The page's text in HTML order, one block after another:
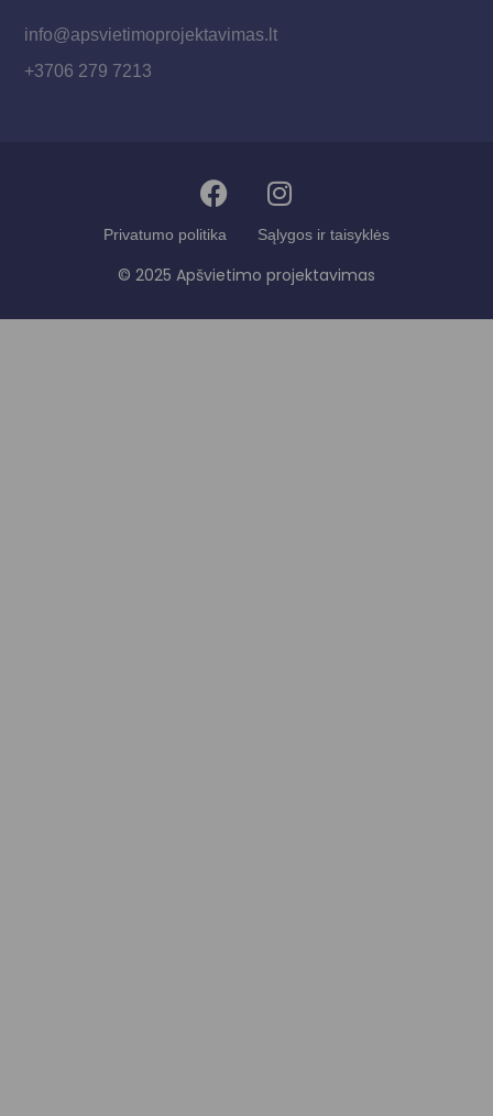
info@apsvietimoprojektavimas.lt
+3706 279 7213
Privatumo politika Sąlygos ir taisyklės
© 2025 Apšvietimo projektavimas